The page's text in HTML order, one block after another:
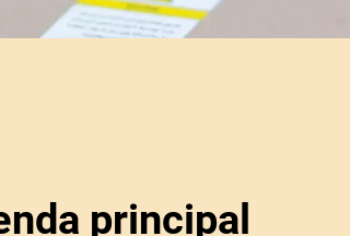
principal